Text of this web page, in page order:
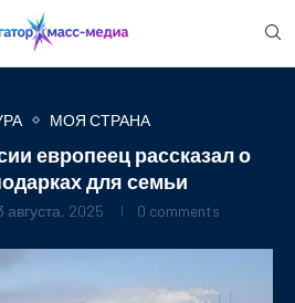
МОЯ СТРАНА
европеец рассказал о
для семьи
августа, 2025 0 comments